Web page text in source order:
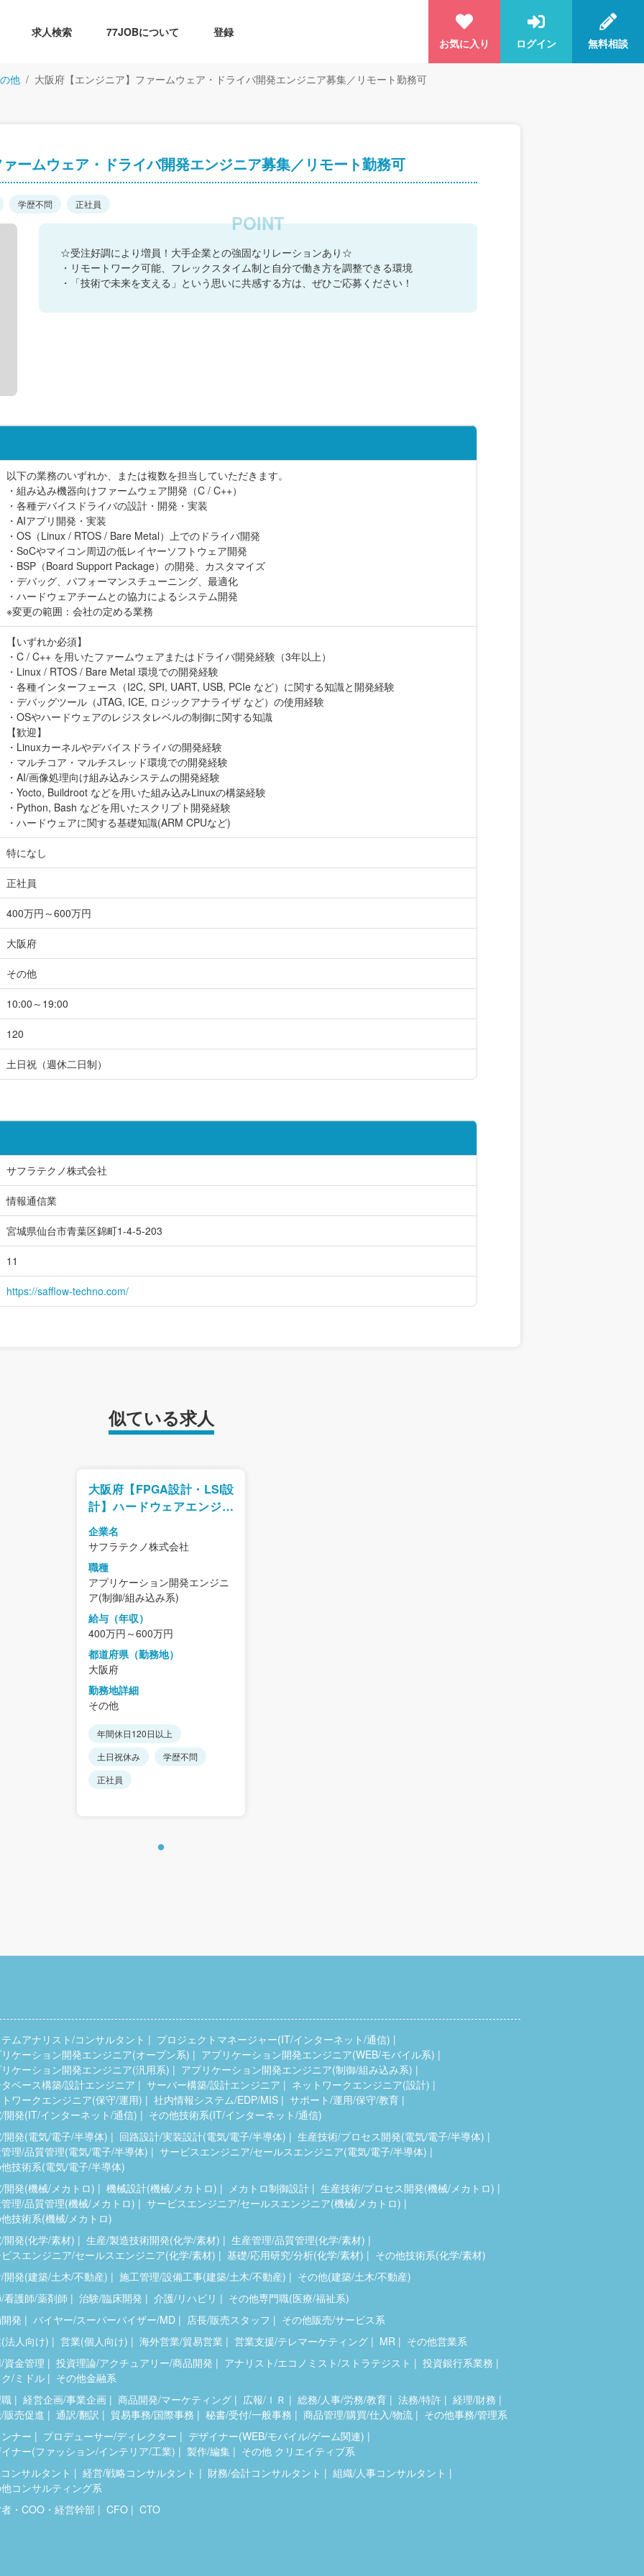
求人検索 77JOBについて
登録
お気に入り
ログイン 無料相談
他 大阪府【エンジニア】ファームウェア・ドライバ開発エンジニア募集／リモート勤務可
ームウェア・ドライバ開発エンジニア募集／リモート勤務可
学歴不問 正社員
☆受注好調により増員！大手企業との強固なリレーションあり☆
・リモートワーク可能、フレックスタイム制と自分で働き方を調整できる環境
・「技術で未来を支える」という思いに共感する方は、ぜひご応募ください！
以下の業務のいずれか、または複数を担当していただきます。
・組み込み機器向けファームウェア開発（C / C++）
・各種デバイスドライバの設計・開発・実装
・AIアプリ開発・実装
・OS（Linux / RTOS / Bare Metal）上でのドライバ開発
・SoCやマイコン周辺の低レイヤーソフトウェア開発
・BSP（Board Support Package）の開発、カスタマイズ
・デバッグ、パフォーマンスチューニング、最適化
・ハードウェアチームとの協力によるシステム開発
※変更の範囲：会社の定める業務
【いずれか必須】
・C / C++ を用いたファームウェアまたはドライバ開発経験（3年以上）
・Linux / RTOS / Bare Metal 環境での開発経験
・各種インターフェース（I2C, SPI, UART, USB, PCIe など）に関する知識と開発経験
・デバッグツール（JTAG, ICE, ロジックアナライザ など）の使用経験
・OSやハードウェアのレジスタレベルの制御に関する知識
【歓迎】
・Linuxカーネルやデバイスドライバの開発経験
・マルチコア・マルチスレッド環境での開発経験
・AI/画像処理向け組み込みシステムの開発経験
・Yocto, Buildroot などを用いた組み込みLinuxの構築経験
・Python, Bash などを用いたスクリプト開発経験
・ハードウェアに関する基礎知識(ARM CPUなど)
特になし
正社員
400万円～600万円
大阪府
その他
10:00～19:00
120
土日祝（週休二日制）
サフラテクノ株式会社
情報通信業
宮城県仙台市青葉区錦町1-4-5-203
11
https://safflow-techno.com/
似ている求人
大阪府【FPGA設計・LSI設
計】ハードウェアエンジニ
ア募集／リモート勤務可
企業名
サフラテクノ株式会社
職種
アプリケーション開発エンジニ
ア(制御/組み込み系)
給与（年収）
400万円～600万円
都道府県（勤務地）
大阪府
勤務地詳細
その他
年間休日120日以上
土日祝休み
学歴不問
正社員
ムアナリスト/コンサルタント
プロジェクトマネージャー(IT/インターネット/通信)
ケーション開発エンジニア(オープン系)
アプリケーション開発エンジニア(WEB/モバイル系)
ケーション開発エンジニア(汎用系)
アプリケーション開発エンジニア(制御/組み込み系)
ベース構築/設計エンジニア
サーバー構築/設計エンジニア
ネットワークエンジニア(設計)
ワークエンジニア(保守/運用)
社内情報システム/EDP/MIS
サポート/運用/保守/教育
開発(IT/インターネット/通信)
その他技術系(IT/インターネット/通信)
開発(電気/電子/半導体)
回路設計/実装設計(電気/電子/半導体)
生産技術/プロセス開発(電気/電子/半導体)
理/品質管理(電気/電子/半導体)
サービスエンジニア/セールスエンジニア(電気/電子/半導体)
技術系(電気/電子/半導体)
開発(機械/メカトロ)
機械設計(機械/メカトロ) メカトロ制御設計
生産技術/プロセス開発(機械/メカトロ)
理/品質管理(機械/メカトロ)
サービスエンジニア/セールスエンジニア(機械/メカトロ)
技術系(機械/メカトロ)
開発(化学/素材)
生産/製造技術開発(化学/素材)
生産管理/品質管理(化学/素材)
スエンジニア/セールスエンジニア(化学/素材)
基礎/応用研究/分析(化学/素材)
その他技術系(化学/素材)
開発(建築/土木/不動産)
施工管理/設備工事(建築/土木/不動産)
その他(建築/土木/不動産)
看護師/薬剤師
治験/臨床開発 介護/リハビリ
その他専門職(医療/福祉系)
発
バイヤー/スーパーバイザー/MD 店長/販売スタッフ
その他販売/サービス系
法人向け)
営業(個人向け) 海外営業/貿易営業 営業支援/テレマーケティング MR
その他営業系
資金管理
投資理論/アクチュアリー/商品開発 アナリスト/エコノミスト/ストラテジスト
投資銀行系業務
/ミドル
その他金融系
経営企画/事業企画 商品開発/マーケティング 広報/ＩＲ 総務/人事/労務/教育 法務/特許
経理/財務
販売促進
通訳/翻訳 貿易事務/国際事務 秘書/受付/一般事務 商品管理/購買/仕入/物流
その他事務/管理系
ナー
プロデューサー/ディレクター
デザイナー(WEB/モバイル/ゲーム関連)
ナー(ファッション/インテリア/工業)
製作/編集
その他 クリエイティブ系
ンサルタント
経営/戦略コンサルタント 財務/会計コンサルタント
組織/人事コンサルタント
コンサルティング系
・COO・経営幹部
CFO CTO